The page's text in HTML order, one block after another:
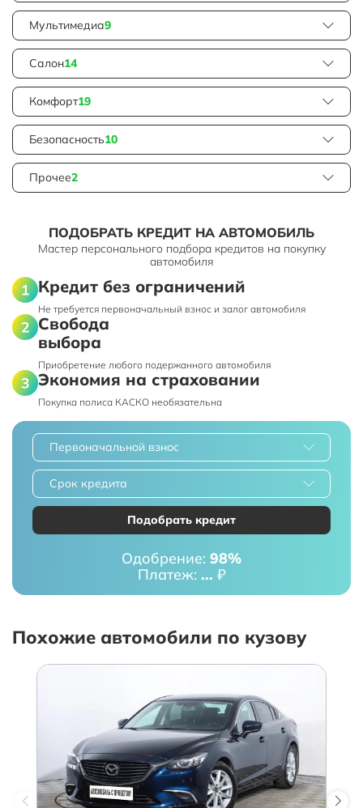
Мультимедиа9
Салон14
Комфорт19
Безопасность10
Прочее2
ПОДОБРАТЬ КРЕДИТ НА АВТОМОБИЛЬ
Мастер персонального подбора кредитов на покупку
автомобиля
Кредит без ограничений
Не требуется первоначальный взнос и залог автомобиля
Свобода
выбора
Приобретение любого подержанного автомобиля
Экономия на страховании
Покупка полиса КАСКО необязательна
Первоначальной взнос
Срок кредита
Подобрать кредит
Одобрение: 98%
Платеж: ... ₽
Похожие автомобили по кузову